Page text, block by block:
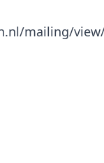
mailing/